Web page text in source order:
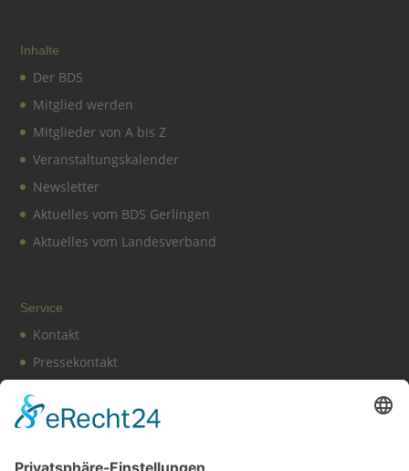
Inhalte
Der BDS
Mitglied werden
Mitglieder von A bis Z
Veranstaltungskalender
Newsletter
Aktuelles vom BDS Gerlingen
Aktuelles vom Landesverband
Service
Kontakt
Pressekontakt
Impressum